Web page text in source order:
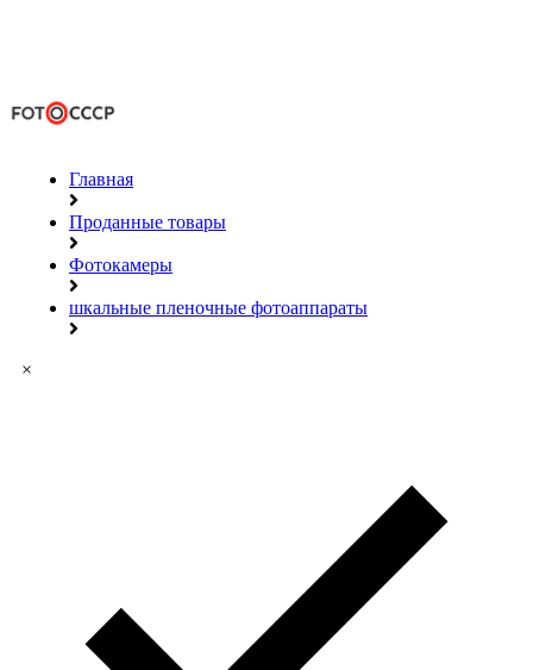
Главная
Проданные товары
Фотокамеры
шкальные пленочные фотоаппараты
×